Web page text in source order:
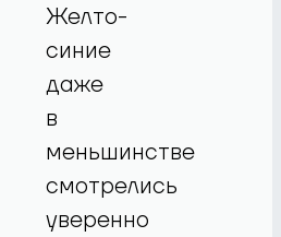
Желто-
синие
даже
в
меньшинстве
смотрелись
уверенно